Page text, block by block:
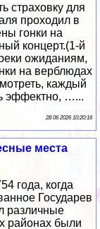
страховку для
проходил в
гонки на
концерт.(1-й
ожиданиям,
на верблюдах
каждый
эффектно, …...
28 06 2026 10:20:16
места
года, когда
Государев
различные
районах были